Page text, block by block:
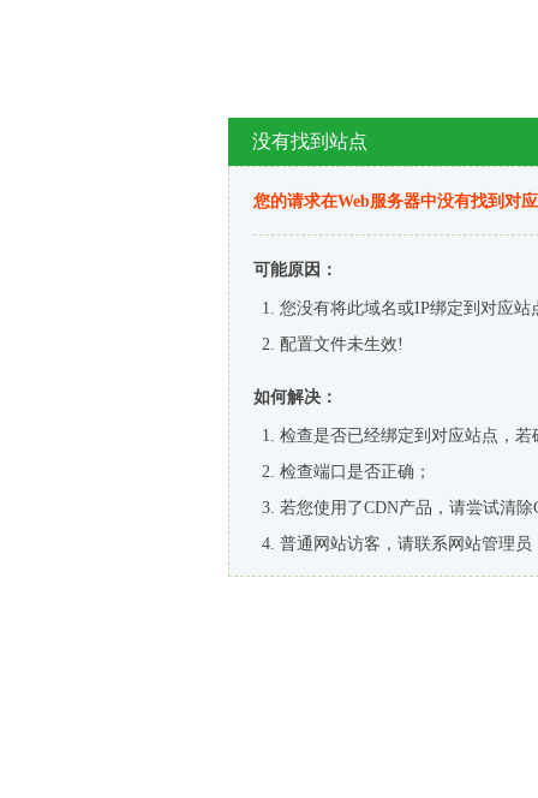
没有找到站点
您的请求在Web服务器中没有找到对
可能原因：
您没有将此域名或IP绑定到对应站
配置文件未生效!
如何解决：
检查是否已经绑定到对应站点，
检查端口是否正确；
若您使用了CDN产品，请尝试清除
普通网站访客，请联系网站管理员